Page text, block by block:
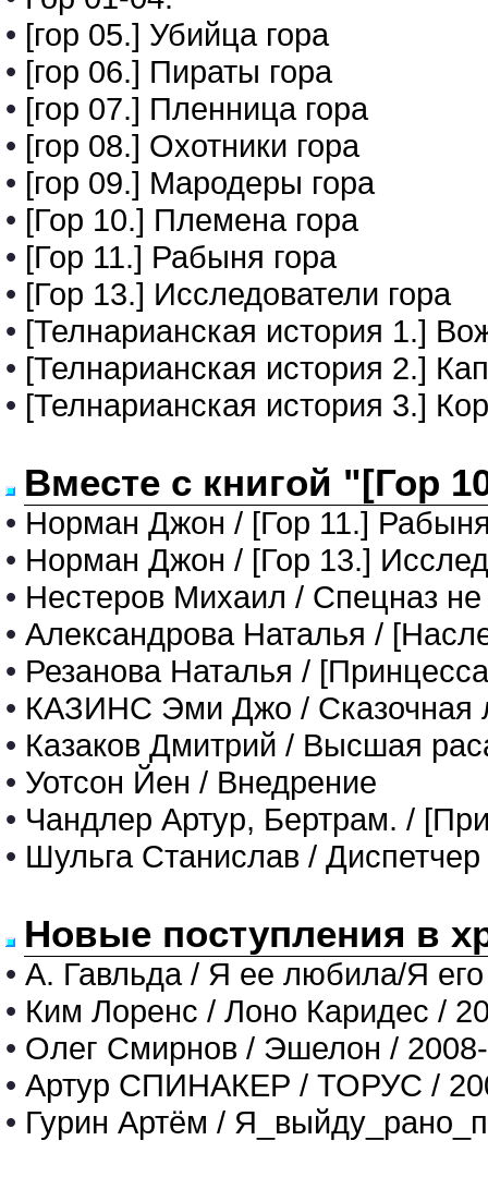
• [гор 05.] Убийца гора
• [гор 06.] Пираты гора
• [гор 07.] Пленница гора
• [гор 08.] Охотники гора
• [гор 09.] Мародеры гора
• [Гор 10.] Племена гора
• [Гор 11.] Рабыня гора
• [Гор 13.] Исследователи гора
• [Телнарианская история 1.]
• [Телнарианская история 2.]
• [Телнарианская история 3.]
Вместе с книгой "[Гор
• Норман Джон / [Гор 11.]
• Норман Джон / [Гор 13.]
• Нестеров Михаил / Спецназ не
• Александрова Наталья /
• Резанова Наталья /
• КАЗИНС Эми Джо / Сказочная
• Казаков Дмитрий / Высшая
• Уотсон Йен / Внедрение
• Чандлер Артур, Бертрам. /
• Шульга Станислав / Диспетчер
Новые поступления в
• А. Гавльда / Я ее любила/Я
• Ким Лоренс / Лоно Каридес /
• Олег Смирнов / Эшелон /
• Артур СПИНАКЕР / ТОРУС /
• Гурин Артём /